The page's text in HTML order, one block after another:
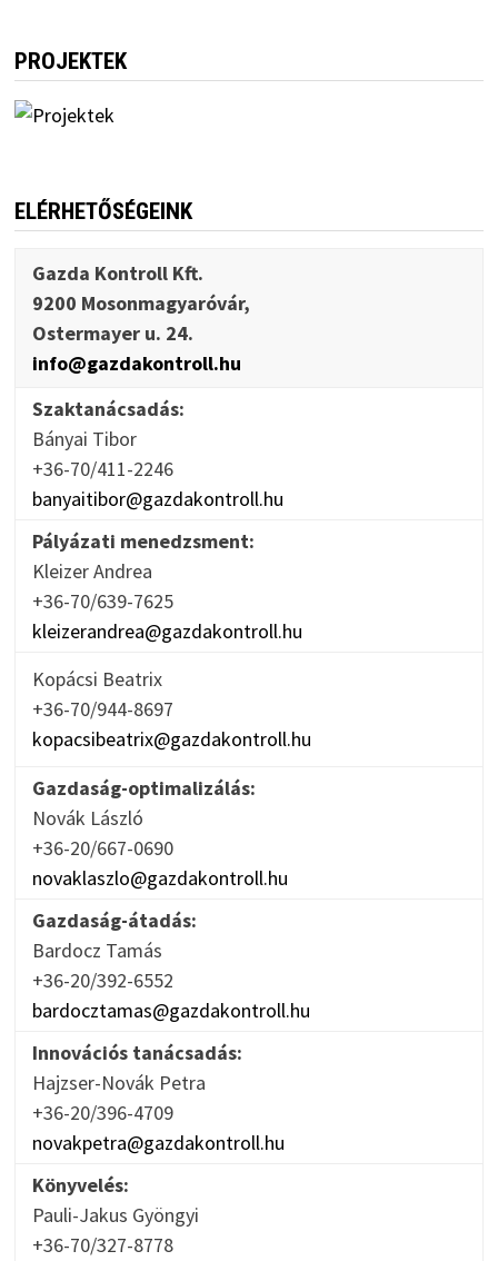
PROJEKTEK
ELÉRHETŐSÉGEINK
Gazda Kontroll Kft.
9200 Mosonmagyaróvár,
Ostermayer u. 24.
info@gazdakontroll.hu
Szaktanácsadás:
Bányai Tibor
+36-70/411-2246
banyaitibor@gazdakontroll.hu
Pályázati menedzsment:
Kleizer Andrea
+36-70/639-7625
kleizerandrea@gazdakontroll.hu
Kopácsi Beatrix
+36-70/944-8697
kopacsibeatrix@gazdakontroll.hu
Gazdaság-optimalizálás:
Novák László
+36-20/667-0690
novaklaszlo@gazdakontroll.hu
Gazdaság-átadás:
Bardocz Tamás
+36-20/392-6552
bardocztamas@gazdakontroll.hu
Innovációs tanácsadás:
Hajzser-Novák Petra
+36-20/396-4709
novakpetra@gazdakontroll.hu
Könyvelés:
Pauli-Jakus Gyöngyi
+36-70/327-8778